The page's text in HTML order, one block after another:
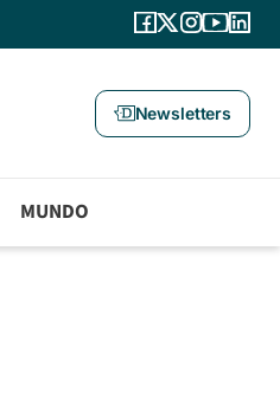
Newsletters
MUNDO